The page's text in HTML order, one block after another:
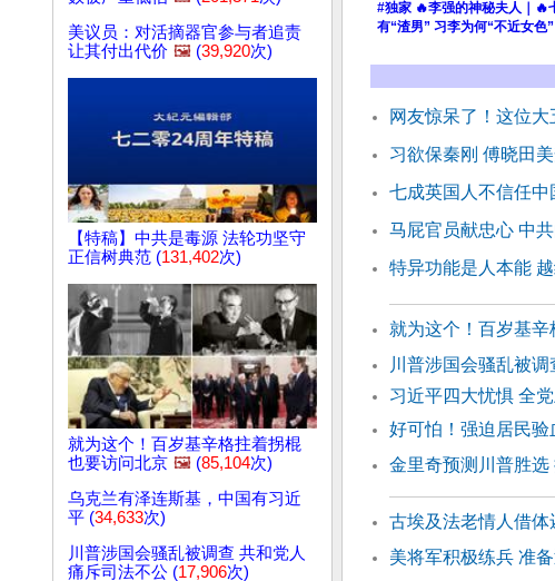
美议员：对活摘器官参与者追责
让其付出代价 🖼️ (39,920次)
【特稿】中共是毒源 法轮功坚守
正信树典范 (131,402次)
就为这个！百岁基辛格拄着拐棍
也要访问北京 🖼️ (85,104次)
乌克兰有泽连斯基，中国有习近
平 (34,633次)
川普涉国会骚乱被调查 共和党人
痛斥司法不公 (17,906次)
#独家 🔥李强的神秘夫人｜🔥
有“渣男” 习李为何“不近女色”
网友惊呆了！这位
习欲保秦刚 傅晓田
七成英国人不信任中
马屁官员献忠心 中
特异功能是人本能
就为这个！百岁基
川普涉国会骚乱被
习近平四大忧惧 全
好可怕！强迫居民验
金里奇预测川普胜
古埃及法老情人借体
美将军积极练兵 准